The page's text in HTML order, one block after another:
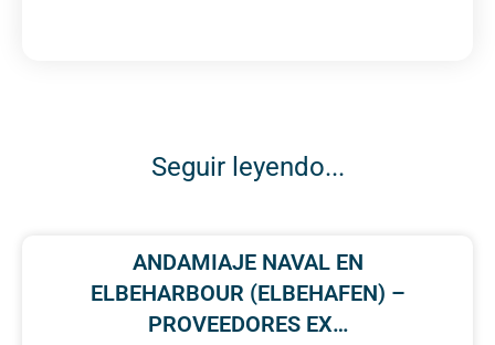
Seguir leyendo...
ANDAMIAJE NAVAL EN
ELBEHARBOUR (ELBEHAFEN) –
PROVEEDORES EX…